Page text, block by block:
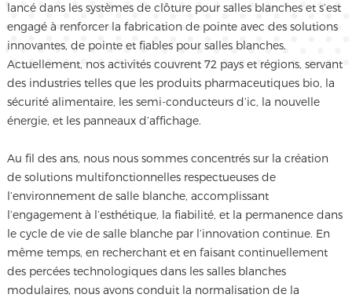
lancé dans les systèmes de clôture pour salles blanches et s’est
engagé à renforcer la fabrication de pointe avec des solutions
innovantes, de pointe et fiables pour salles blanches.
Actuellement, nos activités couvrent 72 pays et régions, servant
des industries telles que les produits pharmaceutiques bio, la
sécurité alimentaire, les semi-conducteurs d’ic, la nouvelle
énergie, et les panneaux d’affichage.
Au fil des ans, nous nous sommes concentrés sur la création
de solutions multifonctionnelles respectueuses de
l’environnement de salle blanche, accomplissant
l’engagement à l’esthétique, la fiabilité, et la permanence dans
le cycle de vie de salle blanche par l’innovation continue. En
même temps, en recherchant et en faisant continuellement
des percées technologiques dans les salles blanches
modulaires, nous avons conduit la normalisation de la